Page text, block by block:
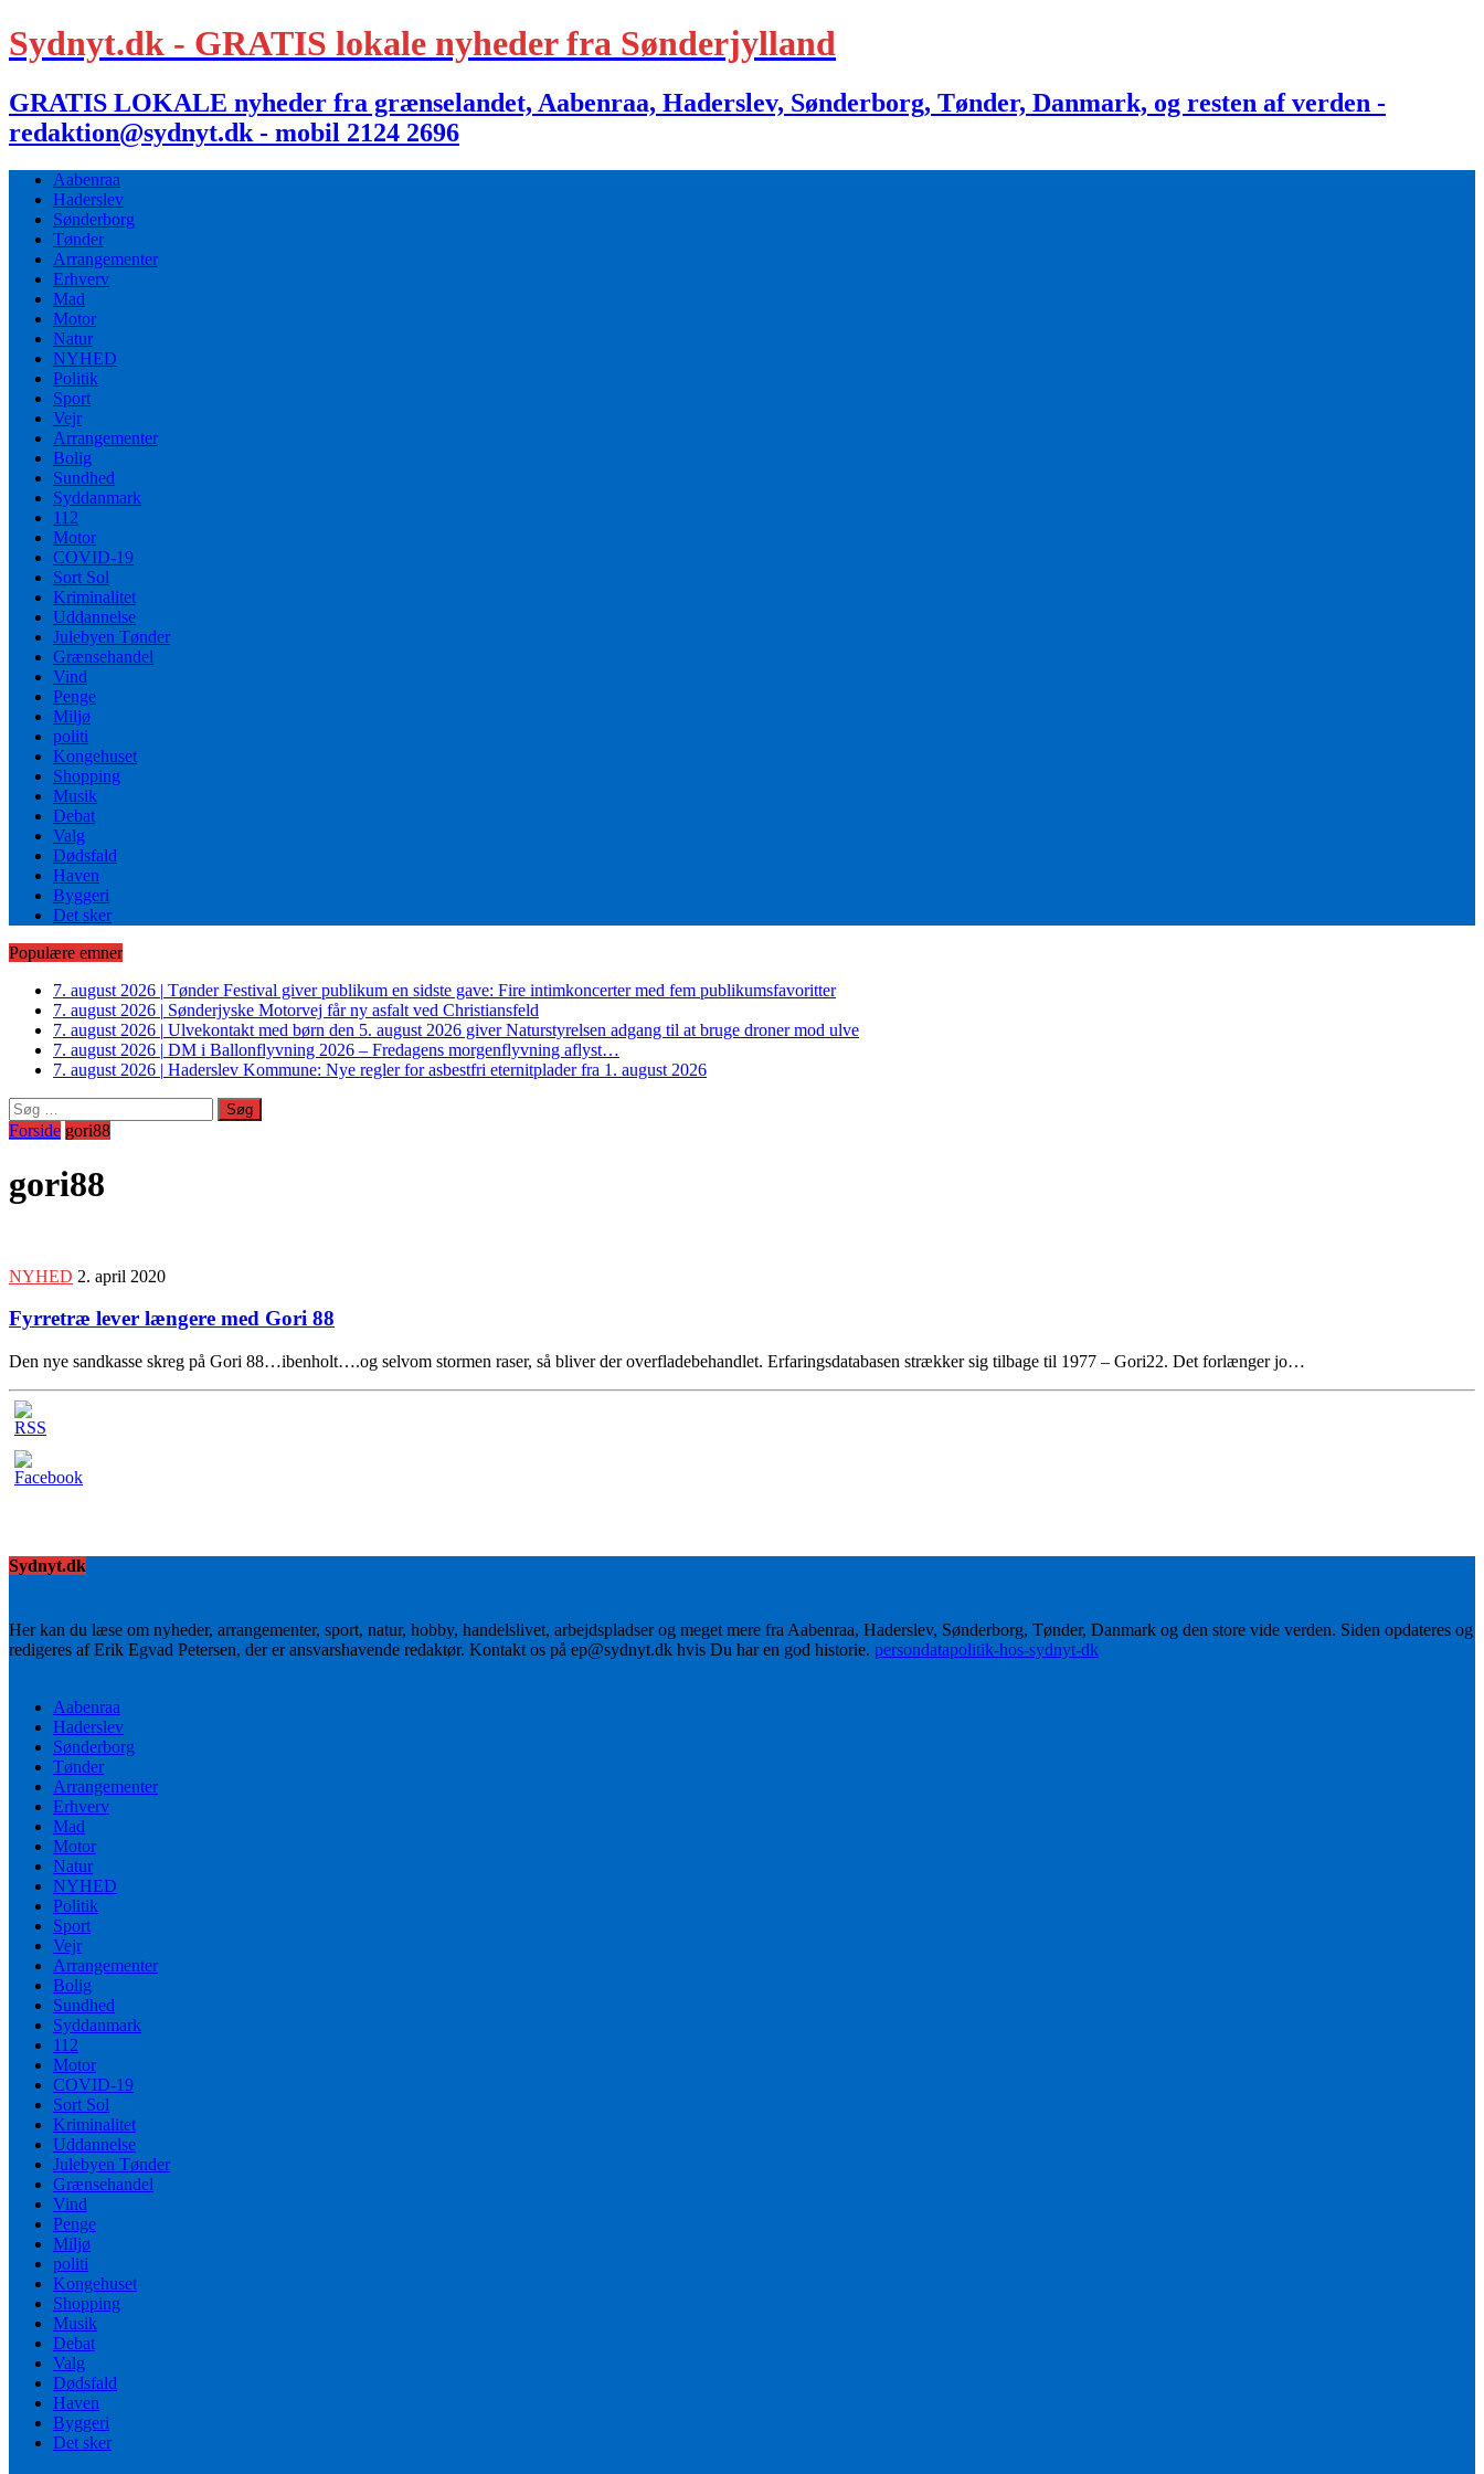
Sydnyt.dk - GRATIS lokale nyheder fra Sønderjylland
GRATIS LOKALE nyheder fra grænselandet, Aabenraa, Haderslev, Sønderborg, Tønder, Danmark, og resten af verden -
redaktion@sydnyt.dk - mobil 2124 2696
Aabenraa
Haderslev
Sønderborg
Tønder
Arrangementer
Erhverv
Mad
Motor
Natur
NYHED
Politik
Sport
Vejr
Arrangementer
Bolig
Sundhed
Syddanmark
112
Motor
COVID-19
Sort Sol
Kriminalitet
Uddannelse
Julebyen Tønder
Grænsehandel
Vind
Penge
Miljø
politi
Kongehuset
Shopping
Musik
Debat
Valg
Dødsfald
Haven
Byggeri
Det sker
Populære emner
7. august 2026 | Tønder Festival giver publikum en sidste gave: Fire intimkoncerter med fem publikumsfavoritter
7. august 2026 | Sønderjyske Motorvej får ny asfalt ved Christiansfeld
7. august 2026 | Ulvekontakt med børn den 5. august 2026 giver Naturstyrelsen adgang til at bruge droner mod ulve
7. august 2026 | DM i Ballonflyvning 2026 – Fredagens morgenflyvning aflyst…
7. august 2026 | Haderslev Kommune: Nye regler for asbestfri eternitplader fra 1. august 2026
Søg
efter:
Forside gori88
gori88
NYHED 2. april 2020
Fyrretræ lever længere med Gori 88
Den nye sandkasse skreg på Gori 88…ibenholt….og selvom stormen raser, så bliver der overfladebehandlet. Erfaringsdatabasen strækker sig tilbage til 1977 – Gori22. Det forlænger jo…
Sydnyt.dk
Her kan du læse om nyheder, arrangementer, sport, natur, hobby, handelslivet, arbejdspladser og meget mere fra Aabenraa, Haderslev, Sønderborg, Tønder, Danmark og den store vide verden. Siden opdateres og
redigeres af Erik Egvad Petersen, der er ansvarshavende redaktør. Kontakt os på ep@sydnyt.dk hvis Du har en god historie. persondatapolitik-hos-sydnyt-dk
Aabenraa
Haderslev
Sønderborg
Tønder
Arrangementer
Erhverv
Mad
Motor
Natur
NYHED
Politik
Sport
Vejr
Arrangementer
Bolig
Sundhed
Syddanmark
112
Motor
COVID-19
Sort Sol
Kriminalitet
Uddannelse
Julebyen Tønder
Grænsehandel
Vind
Penge
Miljø
politi
Kongehuset
Shopping
Musik
Debat
Valg
Dødsfald
Haven
Byggeri
Det sker